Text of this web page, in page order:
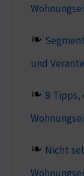
und
8
Nicht